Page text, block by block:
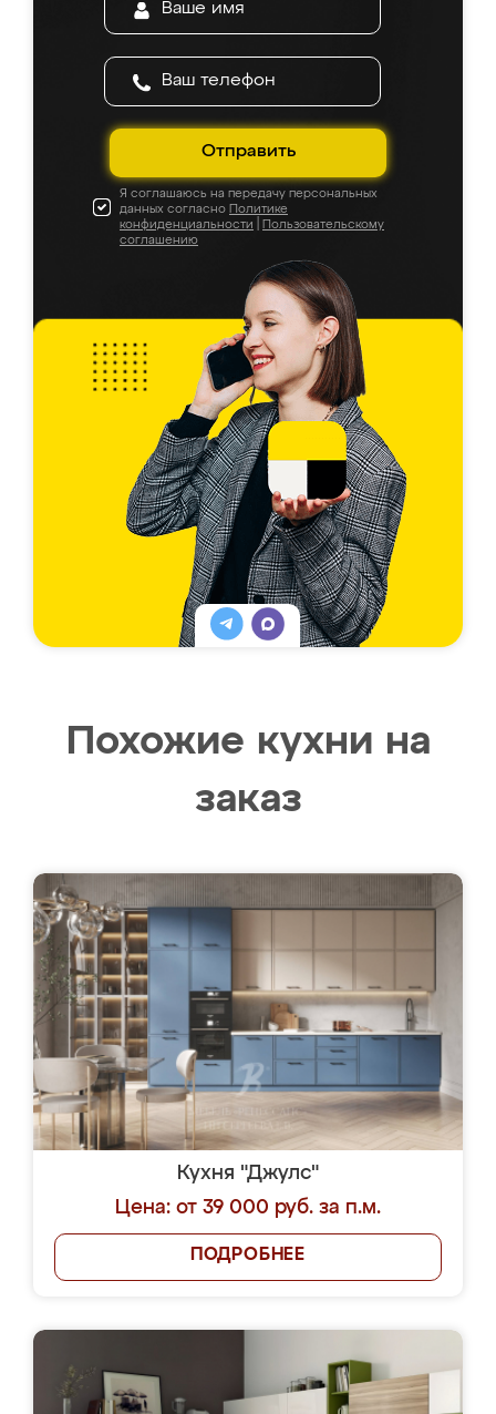
Отправить
Я соглашаюсь на передачу персональных
данных согласно Политике
конфиденциальности
Пользовательскому
соглашению
Похожие кухни на
заказ
Кухня "Джулс"
Цена: от 39 000 руб. за п.м.
ПОДРОБНЕЕ